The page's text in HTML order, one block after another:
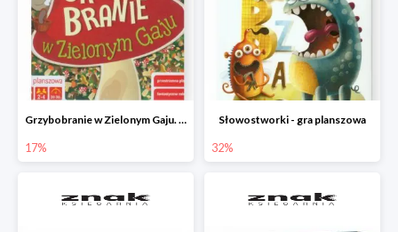
Grzybobranie w Zielonym Gaju. Gra planszowa
17%
Słowostworki - gra planszowa
32%